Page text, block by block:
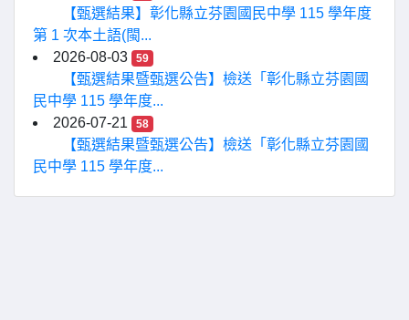
【甄選結果】彰化縣立芬園國民中學 115 學年度
第 1 次本土語(閩...
2026-08-03
59
【甄選結果暨甄選公告】檢送「彰化縣立芬園國
民中學 115 學年度...
2026-07-21
58
【甄選結果暨甄選公告】檢送「彰化縣立芬園國
民中學 115 學年度...